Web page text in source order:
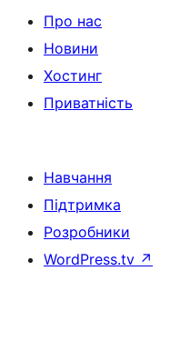
Про нас
Новини
Хостинг
Приватність
Навчання
Підтримка
Розробники
WordPress.tv ↗